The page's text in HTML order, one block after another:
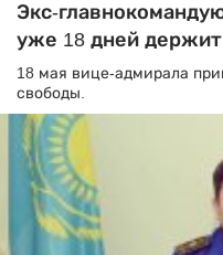
Экс-
уже 18 дней держит
18 мая вице-адмирала
свободы.